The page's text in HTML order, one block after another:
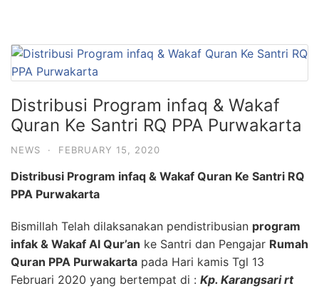
Distribusi Program infaq & Wakaf
Quran Ke Santri RQ PPA Purwakarta
NEWS · FEBRUARY 15, 2020
Distribusi Program infaq & Wakaf Quran Ke Santri RQ
PPA Purwakarta
Bismillah Telah dilaksanakan pendistribusian program
infak & Wakaf Al Qur’an ke Santri dan Pengajar Rumah
Quran PPA Purwakarta pada Hari kamis Tgl 13
Februari 2020 yang bertempat di : Kp. Karangsari rt